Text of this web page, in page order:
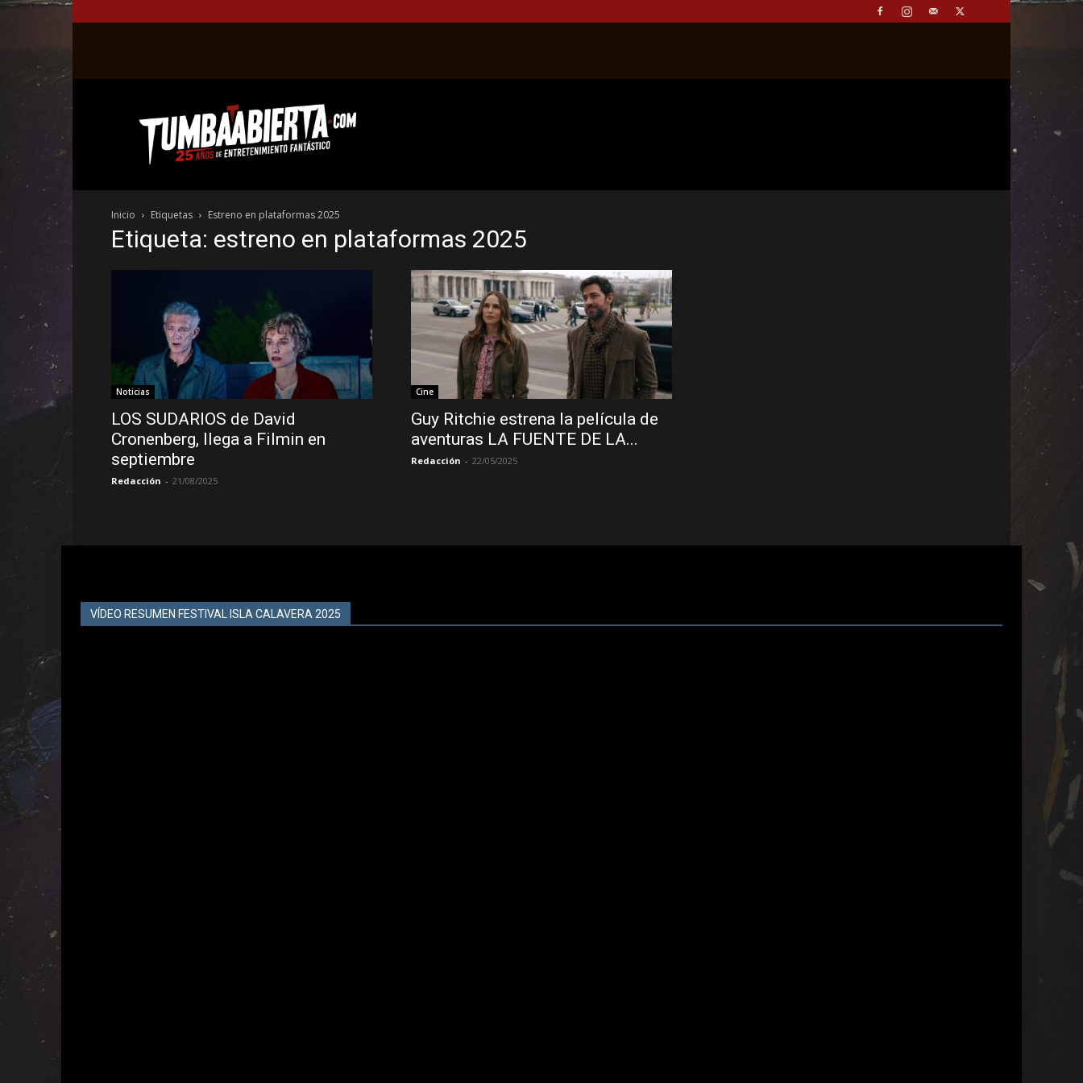
web
del
entretenimiento
el
género
fantástico.
Inicio Etiquetas Estreno en plataformas 2025
Etiqueta: estreno en plataformas 2025
Noticias
LOS SUDARIOS de David
Cronenberg, llega a Filmin en
septiembre
Redacción - 21/08/2025
Cine
Guy Ritchie estrena la película de
aventuras LA FUENTE DE LA...
Redacción - 22/05/2025
VÍDEO RESUMEN FESTIVAL ISLA CALAVERA 2025